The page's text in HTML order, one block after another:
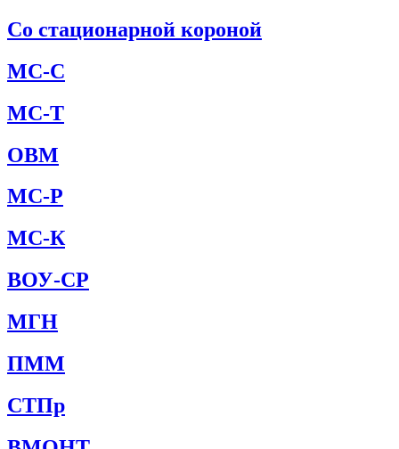
Со стационарной короной
МС-С
МС-Т
ОВМ
МС-Р
МС-К
ВОУ-СР
МГН
ПММ
СТПр